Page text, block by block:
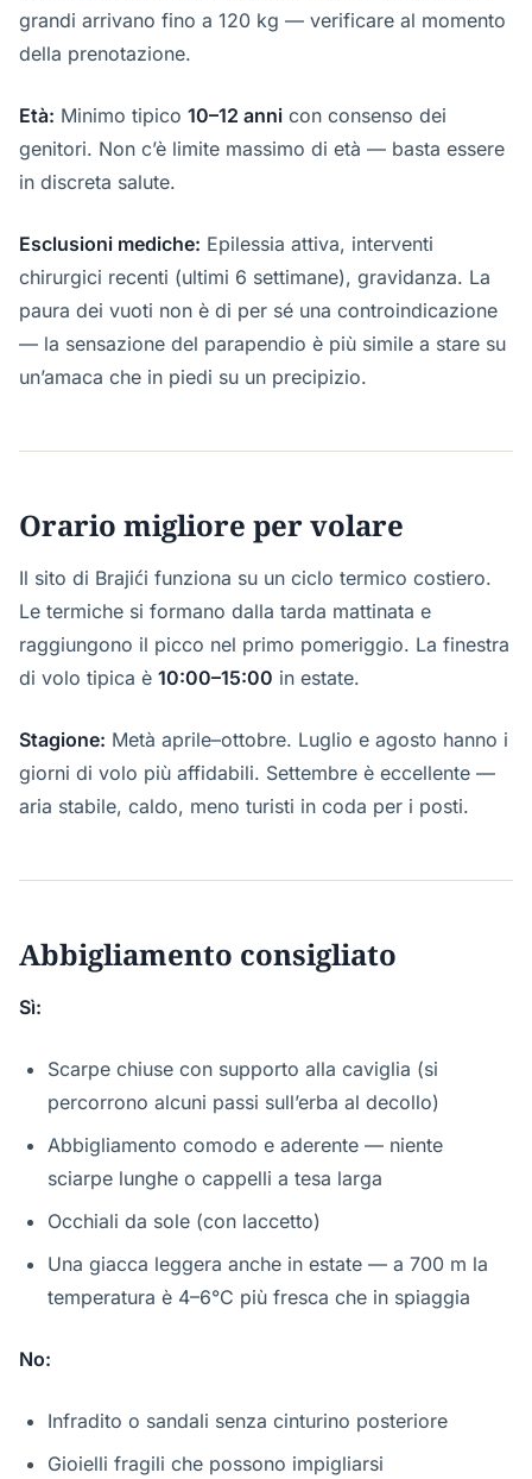
grandi arrivano fino a 120 kg — verificare al momento
della prenotazione.
Età: Minimo tipico 10–12 anni con consenso dei
genitori. Non c’è limite massimo di età — basta essere
in discreta salute.
Esclusioni mediche: Epilessia attiva, interventi
chirurgici recenti (ultimi 6 settimane), gravidanza. La
paura dei vuoti non è di per sé una controindicazione
— la sensazione del parapendio è più simile a stare su
un’amaca che in piedi su un precipizio.
Orario migliore per volare
Il sito di Brajići funziona su un ciclo termico costiero.
Le termiche si formano dalla tarda mattinata e
raggiungono il picco nel primo pomeriggio. La finestra
di volo tipica è 10:00–15:00 in estate.
Stagione: Metà aprile–ottobre. Luglio e agosto hanno i
giorni di volo più affidabili. Settembre è eccellente —
aria stabile, caldo, meno turisti in coda per i posti.
Abbigliamento consigliato
Sì:
Scarpe chiuse con supporto alla caviglia (si
percorrono alcuni passi sull’erba al decollo)
Abbigliamento comodo e aderente — niente
sciarpe lunghe o cappelli a tesa larga
Occhiali da sole (con laccetto)
Una giacca leggera anche in estate — a 700 m la
temperatura è 4–6°C più fresca che in spiaggia
No:
Infradito o sandali senza cinturino posteriore
Gioielli fragili che possono impigliarsi